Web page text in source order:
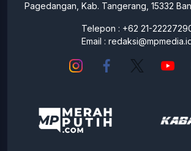
Pagedangan, Kab. Tangerang, 15332
Telepon : +62 21-
Email :